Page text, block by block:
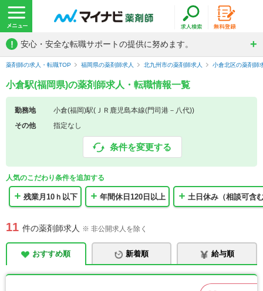
! 安心・安全な転職サポートの提供に努めます。
薬剤師の求人・転職TOP 福岡県の薬剤師求人 北九州市の薬剤師求人 小倉北区の薬剤師
小倉駅(福岡県)の薬剤師求人・転職情報一覧
勤務地
小倉(福岡)駅(ＪＲ鹿児島本線(門司港－八代))
その他
指定なし
条件を変更する
人気のこだわり条件を追加する
残業月10ｈ以下 年間休日120日以上 土日休み（相談可含
11 件の薬剤師求人 ※ 非公開求人を除く
おすすめ順 新着順 給与順